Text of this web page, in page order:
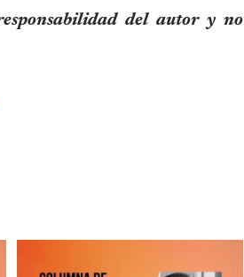
del autor y no